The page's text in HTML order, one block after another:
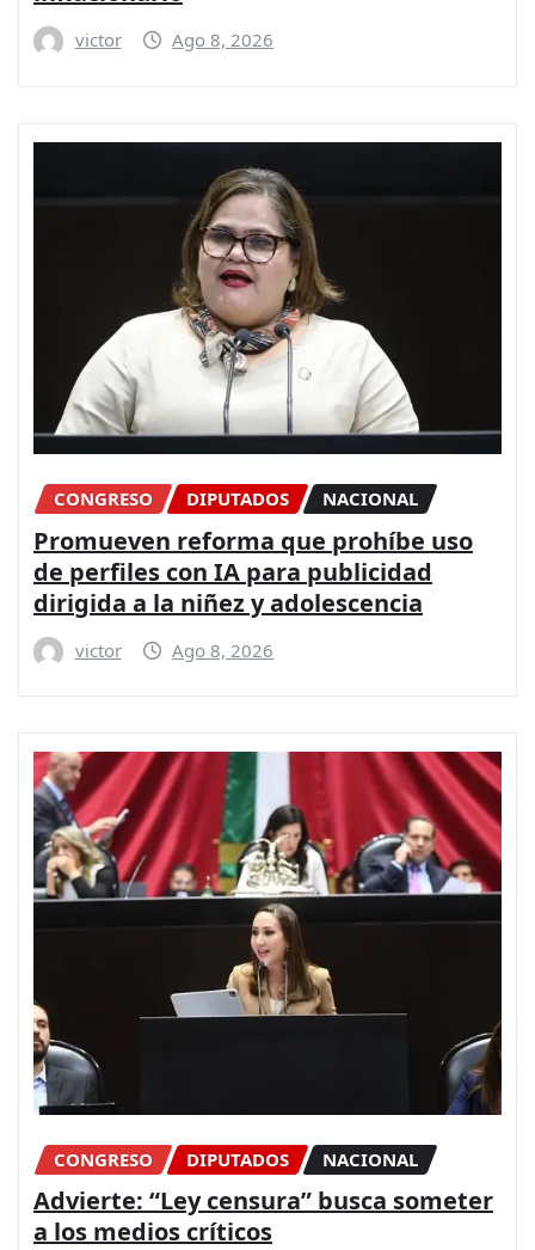
victor Ago 8, 2026
CONGRESO DIPUTADOS NACIONAL
Promueven reforma que prohíbe uso
de perfiles con IA para publicidad
dirigida a la niñez y adolescencia
victor Ago 8, 2026
CONGRESO DIPUTADOS NACIONAL
Advierte: “Ley censura” busca someter
a los medios críticos